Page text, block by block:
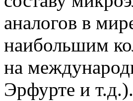
аналогов в
наибольшим
на
Эрфурте и т.д.).